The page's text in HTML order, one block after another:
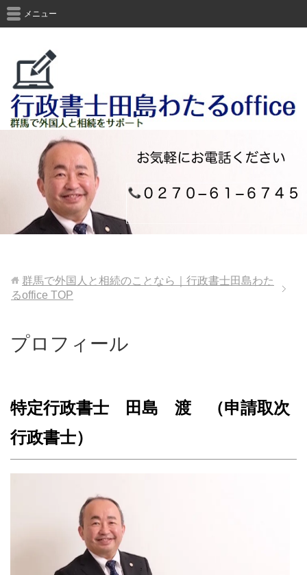
メニュー
群馬で外国人と相続のことなら｜行政書士田島わた
るoffice TOP
プロフィール
特定行政書士 田島 渡 （申請取次
行政書士）